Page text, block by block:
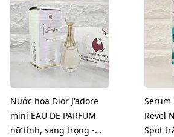
Nước hoa Dior J'adore
mini EAU DE PARFUM
nữ tính, sang trọng -
Serum
Revel
Spot